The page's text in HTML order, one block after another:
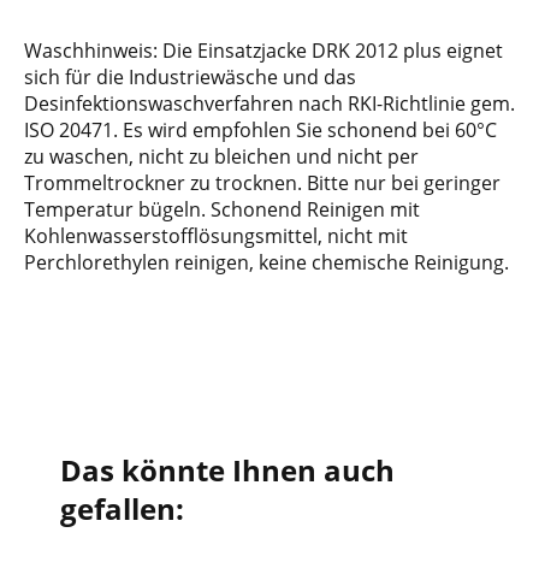
Waschhinweis: Die Einsatzjacke DRK 2012 plus eignet
sich für die Industriewäsche und das
Desinfektionswaschverfahren nach RKI-Richtlinie gem.
ISO 20471. Es wird empfohlen Sie schonend bei 60°C
zu waschen, nicht zu bleichen und nicht per
Trommeltrockner zu trocknen. Bitte nur bei geringer
Temperatur bügeln. Schonend Reinigen mit
Kohlenwasserstofflösungsmittel, nicht mit
Perchlorethylen reinigen, keine chemische Reinigung.
Das könnte Ihnen auch
gefallen: